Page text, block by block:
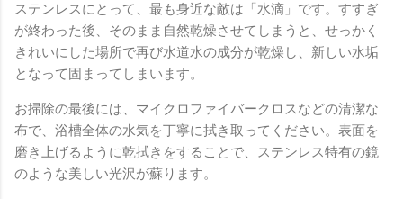
ステンレスにとって、最も身近な敵は「水滴」です。すすぎ
が終わった後、そのまま自然乾燥させてしまうと、せっかく
きれいにした場所で再び水道水の成分が乾燥し、新しい水垢
となって固まってしまいます。
お掃除の最後には、マイクロファイバークロスなどの清潔な
布で、浴槽全体の水気を丁寧に拭き取ってください。表面を
磨き上げるように乾拭きをすることで、ステンレス特有の鏡
のような美しい光沢が蘇ります。